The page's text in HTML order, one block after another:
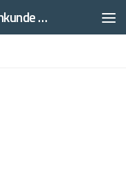
Vereniging voor Weer- en Sterrenkunde Thales